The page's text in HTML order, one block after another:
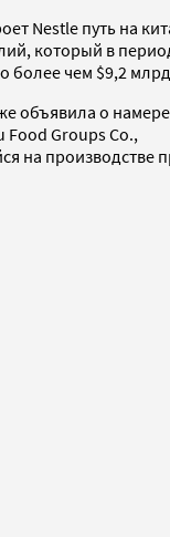
Nestle путь на
который в
более чем $9,2
объявила о
Food Groups Co.,
на производстве